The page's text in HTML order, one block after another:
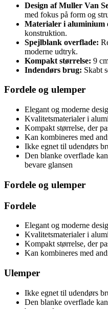
Design af Muller Van
med fokus på form og
Materialer i aluminium
konstruktion.
Spejlblank overflade:
moderne udtryk.
Kompakt størrelse: 9
Indendørs brug: Skabt
Fordele og ulemper
Elegant og moderne
Kvalitetsmaterialer i
Kompakt størrelse, der
Kan kombineres med
Ikke egnet til udendørs
Den blanke overflade
bevare glansen
Fordele og ulemper
Fordele
Elegant og moderne
Kvalitetsmaterialer i
Kompakt størrelse, der
Kan kombineres med
Ulemper
Ikke egnet til udendørs
Den blanke overflade